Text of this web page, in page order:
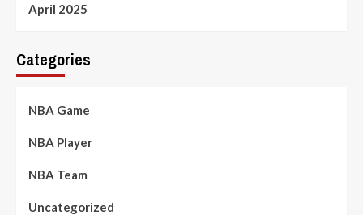
April 2025
Categories
NBA Game
NBA Player
NBA Team
Uncategorized